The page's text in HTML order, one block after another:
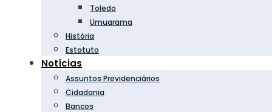
Toledo
Umuarama
História
Estatuto
Notícias
Assuntos Previdenciários
Cidadania
Bancos